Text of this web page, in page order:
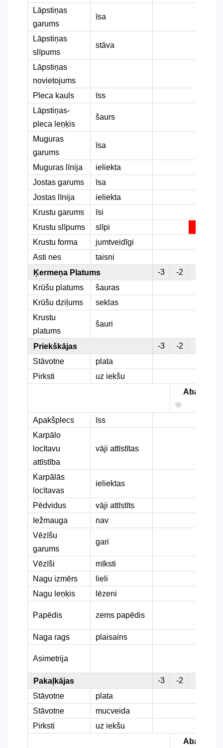
Lāpstiņas
garums
īsa
Lāpstiņas
slīpums
stāva
Lāpstiņas
novietojums
Pleca kauls
īss
Lāpstiņas-
pleca leņķis
šaurs
Muguras
garums
īsa
Muguras līnija
ieliekta
Jostas garums
īsa
Jostas līnija
ieliekta
Krustu garums
īsi
Krustu slīpums
slīpi
Krustu forma
jumtveidīgi
Asti nes
taisni
Ķermeņa Platums
-3 -2 -1
Krūšu platums
šauras
Krūšu dziļums
seklas
Krustu
platums
šauri
Priekškājas -3 -2 -1
Stāvotne
plata
Pirksti
uz iekšu
Abas
Apakšplecs
īss
Karpālo
locītavu
attīstība
vāji attīstītas
Karpālās
locītavas
ieliektas
Pēdvidus
vāji attīstīts
Iežmauga
nav
Vēzīšu
garums
gari
Vēzīši
mīksti
Nagu izmērs
lieli
Nagu leņķis
lēzeni
Papēdis zems papēdis
Naga rags plaisains
Asimetrija
Pakaļkājas -3 -2 -1
Stāvotne
plata
Stāvotne
mucveida
Pirksti
uz iekšu
Abas